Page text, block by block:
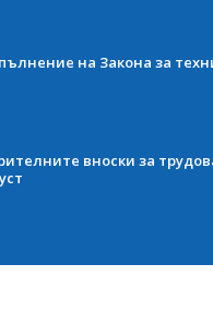
на Закона за
вноски за